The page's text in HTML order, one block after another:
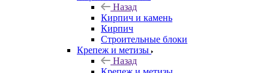
Назад
Кирпич и камень
Кирпич
Строительные блоки
Крепеж и метизы
Назад